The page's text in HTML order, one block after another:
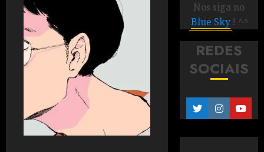
Nos siga no
Blue Sky ! ^^
REDES
SOCIAIS